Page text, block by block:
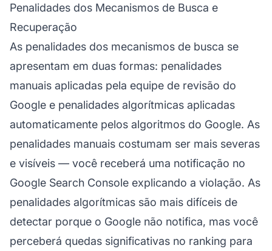
Penalidades dos Mecanismos de Busca e
Recuperação
As penalidades dos mecanismos de busca se
apresentam em duas formas: penalidades
manuais aplicadas pela equipe de revisão do
Google e penalidades algorítmicas aplicadas
automaticamente pelos algoritmos do Google. As
penalidades manuais costumam ser mais severas
e visíveis — você receberá uma notificação no
Google Search Console explicando a violação. As
penalidades algorítmicas são mais difíceis de
detectar porque o Google não notifica, mas você
perceberá quedas significativas no ranking para